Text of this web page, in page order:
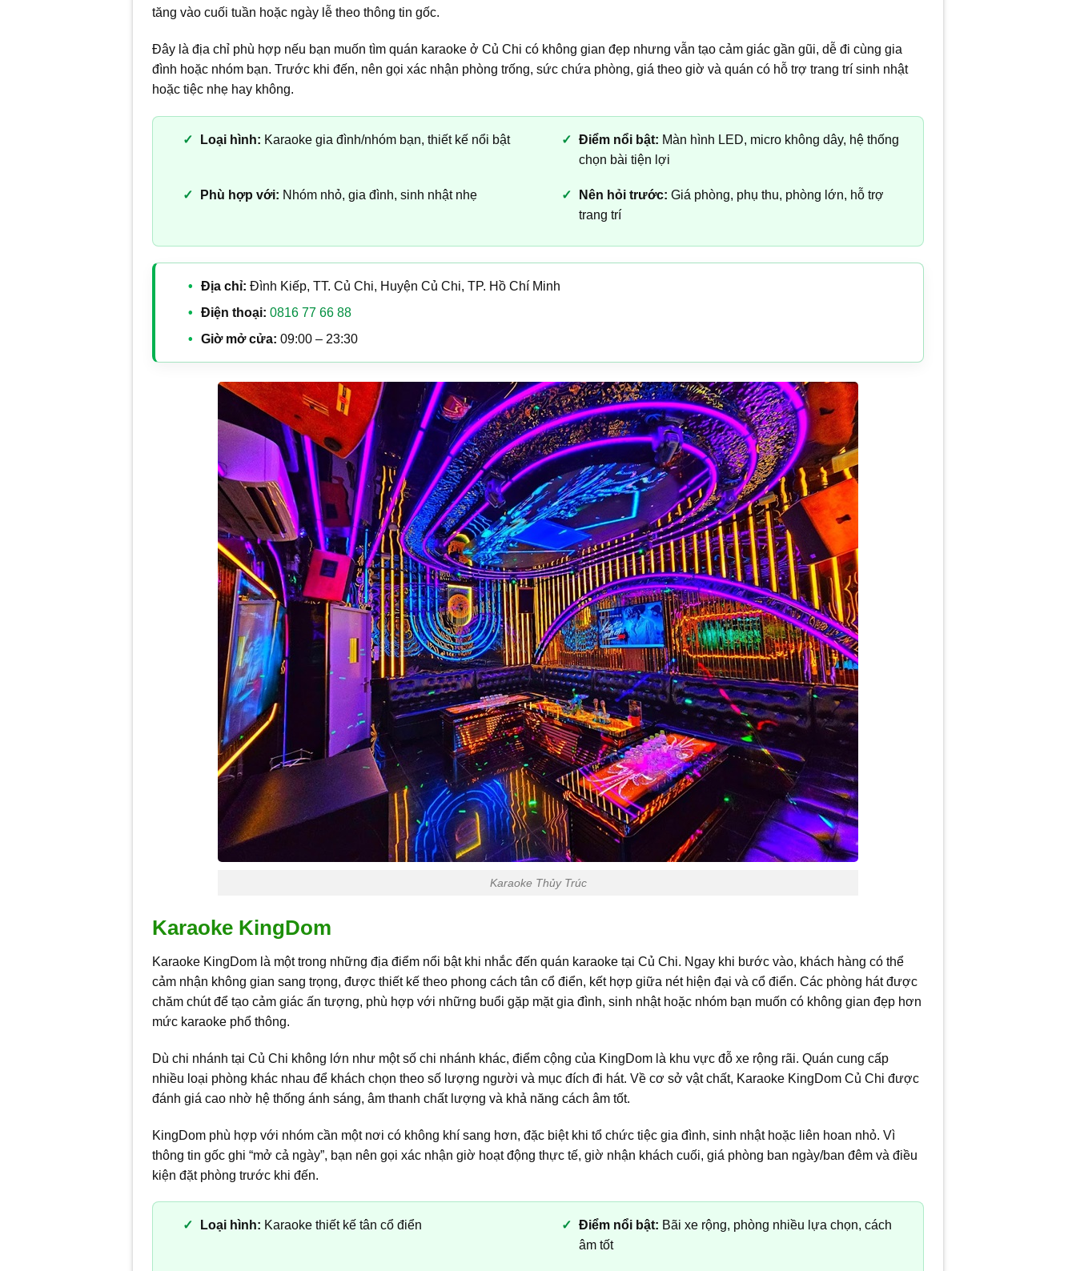
tăng vào cuối tuần hoặc ngày lễ theo thông tin gốc.
Đây là địa chỉ phù hợp nếu bạn muốn tìm quán karaoke ở Củ Chi có không gian đẹp nhưng vẫn tạo cảm giác gần gũi, dễ đi cùng gia
đình hoặc nhóm bạn. Trước khi đến, nên gọi xác nhận phòng trống, sức chứa phòng, giá theo giờ và quán có hỗ trợ trang trí sinh nhật
hoặc tiệc nhẹ hay không.
Loại hình: Karaoke gia đình/nhóm bạn, thiết kế nổi bật Điểm nổi bật: Màn hình LED, micro không dây, hệ thống
chọn bài tiện lợi
Phù hợp với: Nhóm nhỏ, gia đình, sinh nhật nhẹ Nên hỏi trước: Giá phòng, phụ thu, phòng lớn, hỗ trợ
trang trí
Địa chỉ: Đình Kiếp, TT. Củ Chi, Huyện Củ Chi, TP. Hồ Chí Minh
Điện thoại: 0816 77 66 88
Giờ mở cửa: 09:00 – 23:30
Karaoke Thủy Trúc
Karaoke KingDom
Karaoke KingDom là một trong những địa điểm nổi bật khi nhắc đến quán karaoke tại Củ Chi. Ngay khi bước vào, khách hàng có thể
cảm nhận không gian sang trọng, được thiết kế theo phong cách tân cổ điển, kết hợp giữa nét hiện đại và cổ điển. Các phòng hát được
chăm chút để tạo cảm giác ấn tượng, phù hợp với những buổi gặp mặt gia đình, sinh nhật hoặc nhóm bạn muốn có không gian đẹp hơn
mức karaoke phổ thông.
Dù chi nhánh tại Củ Chi không lớn như một số chi nhánh khác, điểm cộng của KingDom là khu vực đỗ xe rộng rãi. Quán cung cấp
nhiều loại phòng khác nhau để khách chọn theo số lượng người và mục đích đi hát. Về cơ sở vật chất, Karaoke KingDom Củ Chi được
đánh giá cao nhờ hệ thống ánh sáng, âm thanh chất lượng và khả năng cách âm tốt.
KingDom phù hợp với nhóm cần một nơi có không khí sang hơn, đặc biệt khi tổ chức tiệc gia đình, sinh nhật hoặc liên hoan nhỏ. Vì
thông tin gốc ghi “mở cả ngày”, bạn nên gọi xác nhận giờ hoạt động thực tế, giờ nhận khách cuối, giá phòng ban ngày/ban đêm và điều
kiện đặt phòng trước khi đến.
Loại hình: Karaoke thiết kế tân cổ điển Điểm nổi bật: Bãi xe rộng, phòng nhiều lựa chọn, cách
âm tốt